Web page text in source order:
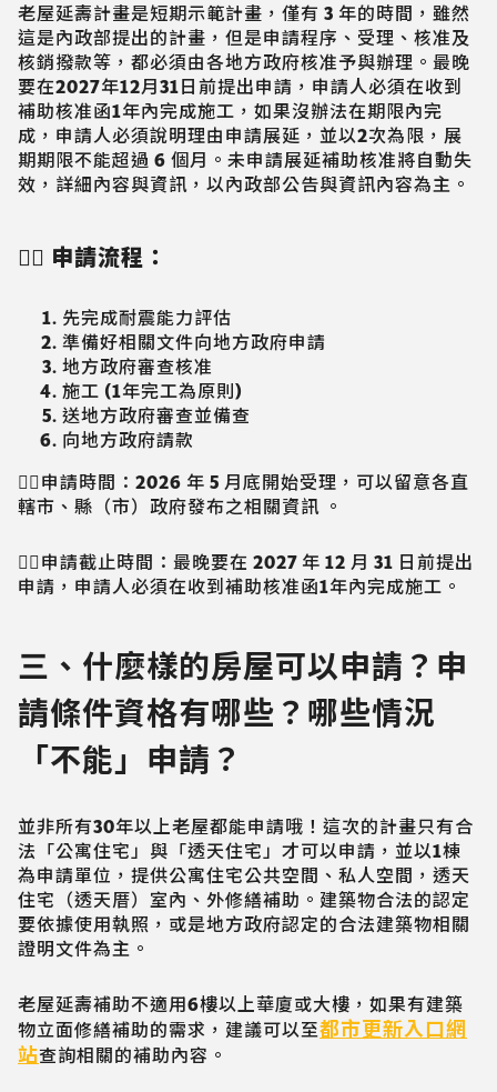
老屋延壽計畫是短期示範計畫，僅有 3 年的時間，雖然
這是內政部提出的計畫，但是申請程序、受理、核准及
核銷撥款等，都必須由各地方政府核准予與辦理。最晚
要在2027年12月31日前提出申請，申請人必須在收到
補助核准函1年內完成施工，如果沒辦法在期限內完
成，申請人必須說明理由申請展延，並以2次為限，展
期期限不能超過 6 個月。未申請展延補助核准將自動失
效，詳細內容與資訊，以內政部公告與資訊內容為主。
👉🏻 申請流程：
先完成耐震能力評估
準備好相關文件向地方政府申請
地方政府審查核准
施工 (1年完工為原則)
送地方政府審查並備查
向地方政府請款
👉🏻申請時間：2026 年 5 月底開始受理，可以留意各直
轄市、縣（市）政府發布之相關資訊 。
👉🏻申請截止時間：最晚要在 2027 年 12 月 31 日前提出
申請，申請人必須在收到補助核准函1年內完成施工。
三、什麼樣的房屋可以申請？申
請條件資格有哪些？哪些情況
「不能」申請？
並非所有30年以上老屋都能申請哦！這次的計畫只有合
法「公寓住宅」與「透天住宅」才可以申請，並以1棟
為申請單位，提供公寓住宅公共空間、私人空間，透天
住宅（透天厝）室內、外修繕補助。建築物合法的認定
要依據使用執照，或是地方政府認定的合法建築物相關
證明文件為主。
老屋延壽補助不適用6樓以上華廈或大樓，如果有建築
物立面修繕補助的需求，建議可以至都市更新入口網
站查詢相關的補助內容。